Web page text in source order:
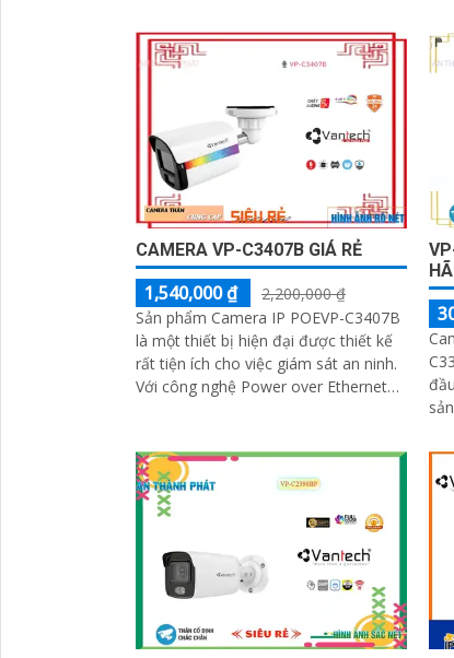
ngoại 25m IP
CAMERA VP-C3407B GIÁ RẺ
1,540,000 ₫
2,200,000 ₫
Sản phẩm Camera IP POEVP-C3407B
là một thiết bị hiện đại được thiết kế
rất tiện ích cho việc giám sát an ninh.
Với công nghệ Power over Ethernet
sản. Với chất lượng hình ảnh
rõ